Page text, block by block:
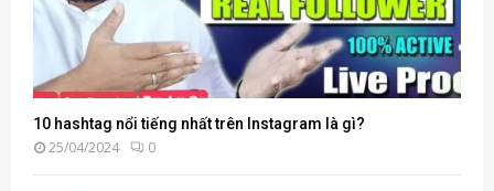
10 hashtag nổi tiếng nhất trên Instagram là gì?
25/04/2024 0